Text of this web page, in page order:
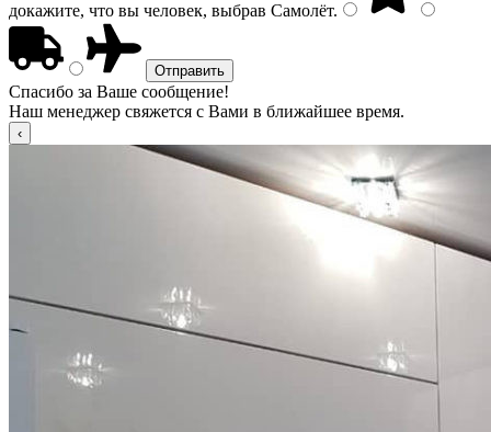
докажите, что вы человек, выбрав Самолёт.
Спасибо за Ваше сообщение!
Наш менеджер свяжется с Вами в ближайшее время.